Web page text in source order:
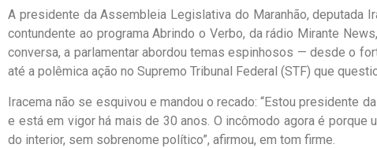
A presidente da Assembleia Legislativa do Maranhão, deputada
contundente ao programa Abrindo o Verbo, da rádio Mirante
conversa, a parlamentar abordou temas espinhosos — desde o
até a polêmica ação no Supremo Tribunal Federal (STF) que
Iracema não se esquivou e mandou o recado: “Estou presidente
e está em vigor há mais de 30 anos. O incômodo agora é porque
do interior, sem sobrenome político”, afirmou, em tom firme.